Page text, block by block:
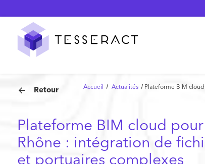
Accueil Actualités Plateforme BIM
Retour
Plateforme BIM cloud
Rhône : intégration de